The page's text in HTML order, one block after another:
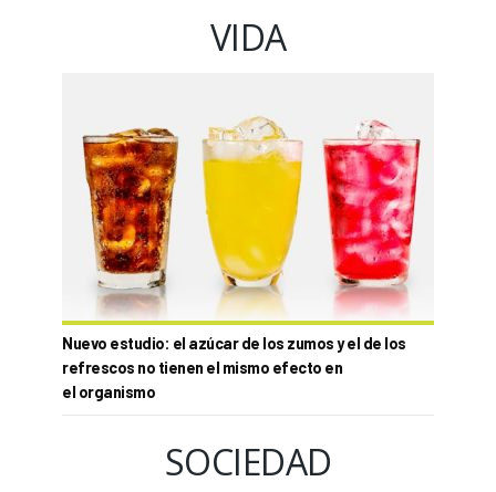
VIDA
Nuevo estudio: el azúcar de los zumos y el de los
refrescos no tienen el mismo efecto en
el organismo
SOCIEDAD